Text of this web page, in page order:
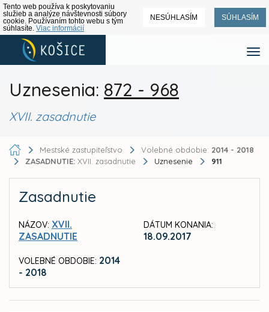
Tento web používa k poskytovaniu
služieb a analýze návštevnosti súbory
cookie. Používaním tohto webu s tým
súhlasíte. Viac informácií
NESÚHLASÍM SÚHLASÍM
Uznesenia: 872 - 968
XVII. zasadnutie
Mestské zastupiteľstvo Volebné obdobie: 2014 - 2018
ZASADNUTIE: XVII. zasadnutie Uznesenie 911
Zasadnutie
NÁZOV: XVII.
ZASADNUTIE
VOLEBNÉ OBDOBIE: 2014
- 2018
DÁTUM KONANIA:
18.09.2017